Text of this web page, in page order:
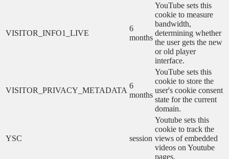
VISITOR_INFO1_LIVE
6
months
YouTube sets this
cookie to measure
bandwidth,
determining whether
the user gets the new
or old player
interface.
VISITOR_PRIVACY_METADATA
6
months
YouTube sets this
cookie to store the
user's cookie consent
state for the current
domain.
YSC session
Youtube sets this
cookie to track the
views of embedded
videos on Youtube
pages.